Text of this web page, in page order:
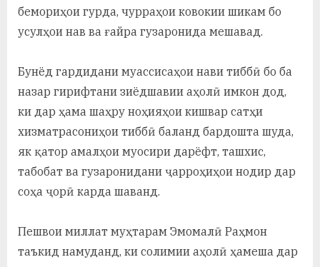
бемориҳои гурда, чурраҳои ковокии шикам бо
усулҳои нав ва ғайра гузаронида мешавад.
Бунёд гардидани муассисаҳои нави тиббӣ бо ба
назар гирифтани зиёдшавии аҳолӣ имкон дод,
ки дар ҳама шаҳру ноҳияҳои кишвар сатҳи
хизматрасониҳои тиббӣ баланд бардошта шуда,
як қатор амалҳои муосири дарёфт, ташхис,
табобат ва гузаронидани ҷарроҳиҳои нодир дар
соҳа ҷорӣ карда шаванд.
Пешвои миллат муҳтарам Эмомалӣ Раҳмон
таъкид намуданд, ки солимии аҳолӣ ҳамеша дар